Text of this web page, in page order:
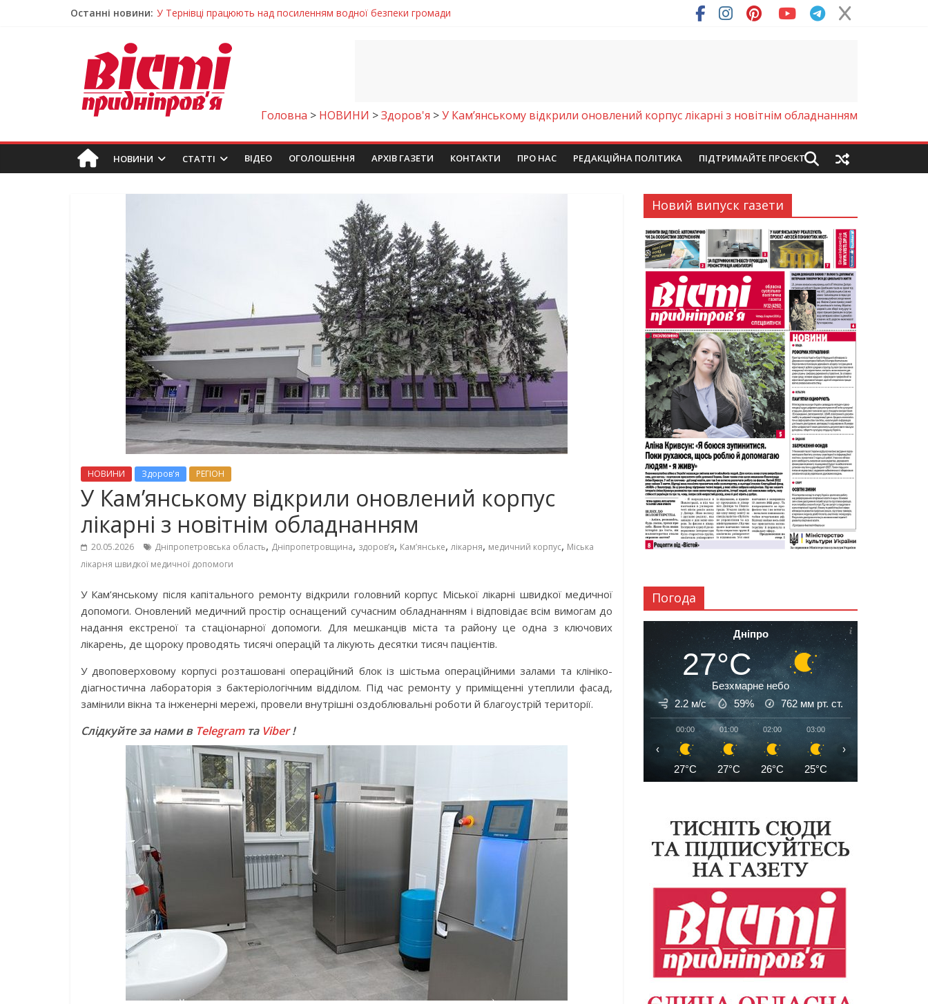
Останні новини: У Тернівці працюють над посиленням водної безпеки громади
У Самарі провели незвичайний майстер-клас
Світлові рішення майстрів із Дніпра визнали найкращими в Україні
Засинання після півночі може негативно впливати на здоров’я
Головна > НОВИНИ >Здоров'я >У Кам’янському відкрили оновлений корпус лікарні з новітнім обладнанням
НОВИНИ СТАТТІ ВIДЕО ОГОЛОШЕННЯ АРХІВ ГАЗЕТИ КОНТАКТИ ПРО НАС РЕДАКЦІЙНА ПОЛІТИКА ПІДТРИМАЙТЕ ПРОЄКТ
НОВИНИ Здоров'я РЕГІОН
У Кам’янському відкрили оновлений корпус
лікарні з новітнім обладнанням
20.05.2026 Дніпропетровська область, Дніпропетровщина, здоров’я, Кам’янське, лікарня, медичний корпус, Міська
лікарня швидкої медичної допомоги
У Кам’янському після капітального ремонту відкрили головний корпус Міської лікарні швидкої медичної
допомоги. Оновлений медичний простір оснащений сучасним обладнанням і відповідає всім вимогам до
надання екстреної та стаціонарної допомоги. Для мешканців міста та району це одна з ключових
лікарень, де щороку проводять тисячі операцій та лікують десятки тисяч пацієнтів.
У двоповерховому корпусі розташовані операційний блок із шістьма операційними залами та клініко-
діагностична лабораторія з бактеріологічним відділом. Під час ремонту у приміщенні утеплили фасад,
замінили вікна та інженерні мережі, провели внутрішні оздоблювальні роботи й благоустрій території.
Слідкуйте за нами в Telegramта Viber!
Новий випуск газети
Погода
Дніпро
27°C
Безхмарне небо
2.2 м/с
59% 762 мм рт. ст.
00:00
27°C
01:00
27°C
02:00
26°C
03:00
25°C
‹ ›